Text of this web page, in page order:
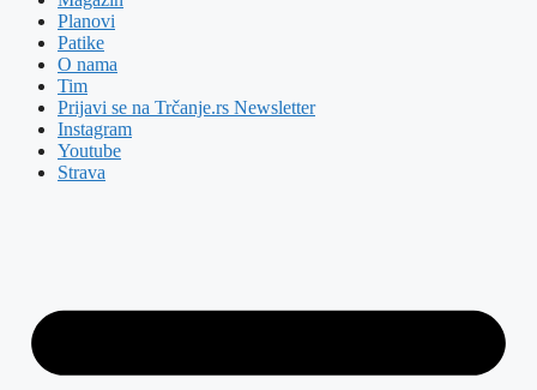
Planovi
Patike
O nama
Tim
Prijavi se na Trčanje.rs Newsletter
Instagram
Youtube
Strava